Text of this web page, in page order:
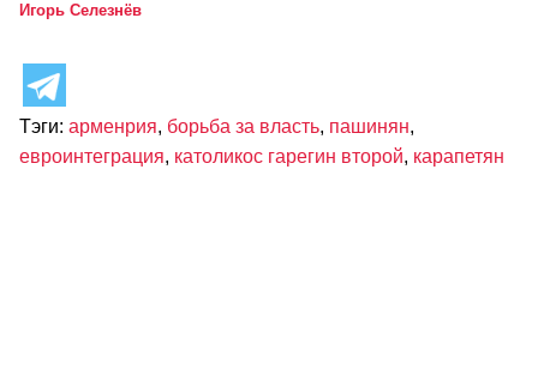
Игорь Селезнёв
Тэги: арменрия, борьба за власть, пашинян,
евроинтеграция, католикос гарегин второй, карапетян